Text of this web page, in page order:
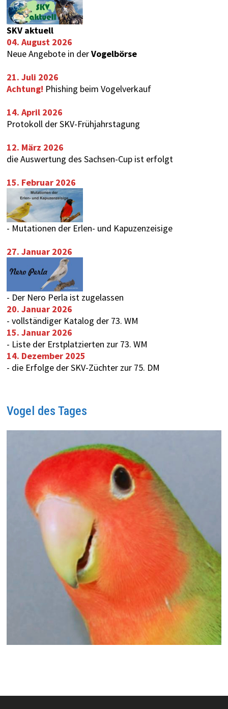
SKV aktuell
04. August 2026
Neue Angebote in derVogelbörse
21. Juli 2026
Achtung! Phishing beim Vogelverkauf
14. April 2026
Protokoll der SKV-Frühjahrstagung
12. März 2026
die Auswertung des Sachsen-Cupist erfolgt
15. Februar 2026
- Mutationen der Erlen- und Kapuzenzeisige
27. Januar 2026
- Der Nero Perla ist zugelassen
20. Januar 2026
- vollständiger Katalog der 73. WM
15. Januar 2026
- Liste der Erstplatzierten zur 73. WM
14. Dezember 2025
- die Erfolge der SKV-Züchter zur 75. DM
Vogel des Tages